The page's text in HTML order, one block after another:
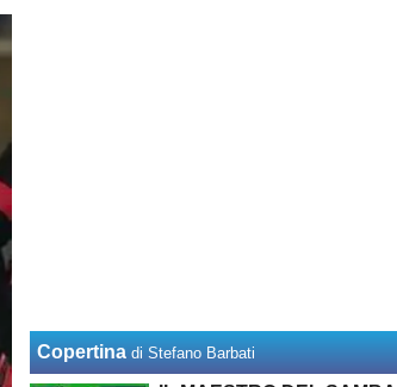
Copertina di Stefano Barbati